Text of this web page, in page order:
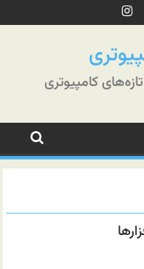
کامپیوتری